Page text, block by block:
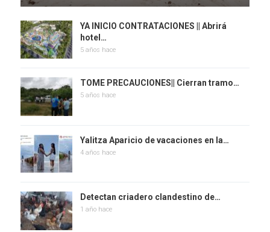
YA INICIO CONTRATACIONES || Abrirá
hotel…
5 años hace
TOME PRECAUCIONES|| Cierran tramo…
5 años hace
Yalitza Aparicio de vacaciones en la…
4 años hace
Detectan criadero clandestino de…
1 año hace